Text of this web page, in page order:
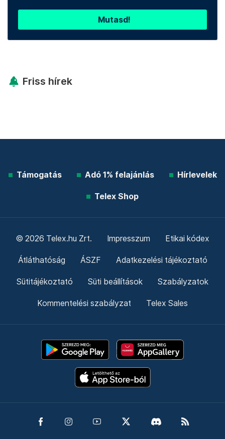
Mutasd!
Friss hírek
Támogatás Adó 1% felajánlás Hírlevelek
Telex Shop
© 2026 Telex.hu Zrt. Impresszum Etikai kódex
Átláthatóság ÁSZF Adatkezelési tájékoztató
Sütitájékoztató Süti beállítások Szabályzatok
Kommentelési szabályzat Telex Sales